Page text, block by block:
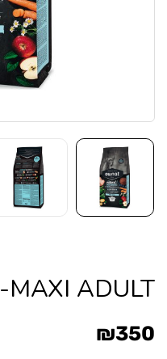
ADULT
₪350